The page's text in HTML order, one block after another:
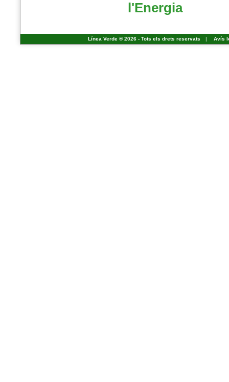
l'Energia
Línea Verde ® 2026 - Tots els drets reservats | Avís